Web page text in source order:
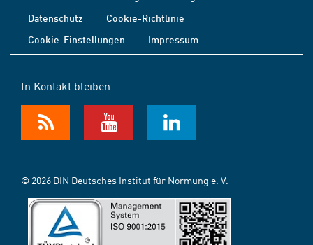
Datenschutz
Cookie-Richtlinie
Cookie-Einstellungen
Impressum
In Kontakt bleiben
© 2026 DIN Deutsches Institut für Normung e. V.